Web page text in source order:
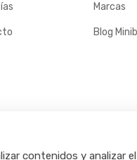
contenidos y analizar
Marcas
Blog